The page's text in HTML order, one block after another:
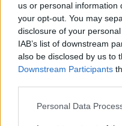
us or personal information
your opt-out. You may
disclosure of your
IAB’s list of downstream
also be disclosed by us to
Downstream Participants
Please note that this
Personal Data
Το FIAT 500 Hybrid τώρα
από 18.990 ευρώ